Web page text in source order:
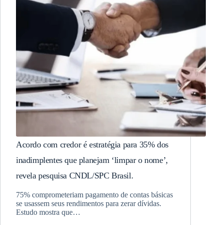
Acordo com credor é estratégia para 35% dos
inadimplentes que planejam ‘limpar o nome’,
revela pesquisa CNDL/SPC Brasil.
75% comprometeriam pagamento de contas básicas
se usassem seus rendimentos para zerar dívidas.
Estudo mostra que…